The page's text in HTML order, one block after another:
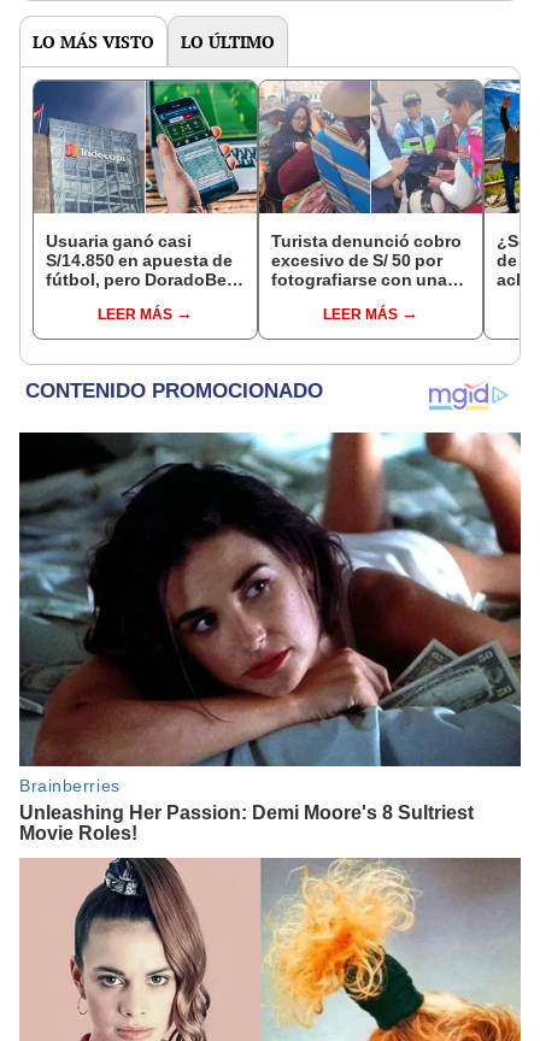
LO MÁS VISTO LO ÚLTIMO
Usuaria ganó casi
S/14.850 en apuesta de
fútbol, pero DoradoBet
Indecopi multó a la
empresa con más de S/
LEER MÁS
Turista denunció cobro
excesivo de S/ 50 por
fotografiarse con una
Serenazgo recuperó el
dinero
LEER MÁS
¿Se
de